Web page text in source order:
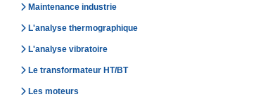
Maintenance industrie
L'analyse thermographique
L'analyse vibratoire
Le transformateur HT/BT
Les moteurs